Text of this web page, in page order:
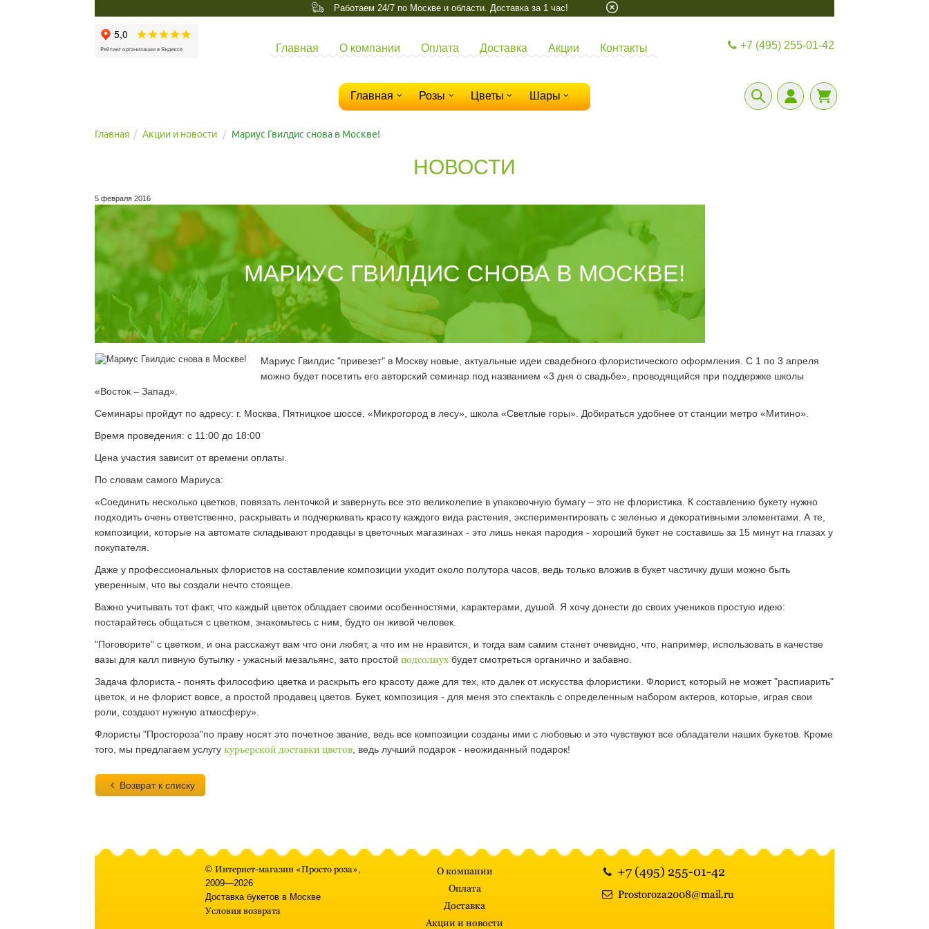
Работаем 24/7 по Москве и области. Доставка за 1 час!
Главная О компании Оплата Доставка Акции Контакты
Главная Розы Цветы Шары
+7 (495) 255-01-42
Главная Акции и новости Мариус Гвилдис снова в Москве!
НОВОСТИ
5 февраля 2016
МАРИУС ГВИЛДИС СНОВА В МОСКВЕ!
Мариус Гвилдис "привезет" в Москву новые, актуальные идеи свадебного флористического оформления. С 1 по 3 апреля
можно будет посетить его авторский семинар под названием «3 дня о свадьбе», проводящийся при поддержке школы
«Восток – Запад».
Семинары пройдут по адресу: г. Москва, Пятницкое шоссе, «Микрогород в лесу», школа «Светлые горы». Добираться удобнее от станции метро «Митино».
Время проведения: с 11:00 до 18:00
Цена участия зависит от времени оплаты.
По словам самого Мариуса:
«Соединить несколько цветков, повязать ленточкой и завернуть все это великолепие в упаковочную бумагу – это не флористика. К составлению букету нужно
подходить очень ответственно, раскрывать и подчеркивать красоту каждого вида растения, экспериментировать с зеленью и декоративными элементами. А те,
композиции, которые на автомате складывают продавцы в цветочных магазинах - это лишь некая пародия - хороший букет не составишь за 15 минут на глазах у
покупателя.
Даже у профессиональных флористов на составление композиции уходит около полутора часов, ведь только вложив в букет частичку души можно быть
уверенным, что вы создали нечто стоящее.
Важно учитывать тот факт, что каждый цветок обладает своими особенностями, характерами, душой. Я хочу донести до своих учеников простую идею:
постарайтесь общаться с цветком, знакомьтесь с ним, будто он живой человек.
"Поговорите" с цветком, и она расскажут вам что они любят, а что им не нравится, и тогда вам самим станет очевидно, что, например, использовать в качестве
вазы для калл пивную бутылку - ужасный мезальянс, зато простой подсолнух будет смотреться органично и забавно.
Задача флориста - понять философию цветка и раскрыть его красоту даже для тех, кто далек от искусства флористики. Флорист, который не может "распиарить"
цветок, и не флорист вовсе, а простой продавец цветов. Букет, композиция - для меня это спектакль с определенным набором актеров, которые, играя свои
роли, создают нужную атмосферу».
Флористы "Простороза"по праву носят это почетное звание, ведь все композиции созданы ими с любовью и это чувствуют все обладатели наших букетов. Кроме
того, мы предлагаем услугу курьерской доставки цветов , ведь лучший подарок - неожиданный подарок!
Возврат к списку
© Интернет-магазин «Просто роза»,
2009—2026
Доставка букетов в Москве
Условия возврата
О компании
Оплата
Доставка
Акции и новости
+7 (495) 255-01-42
Prostoroza2008@mail.ru